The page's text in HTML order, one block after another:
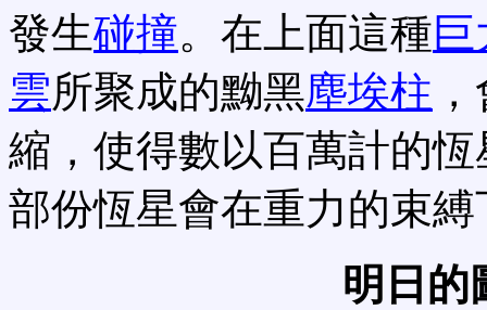
發生碰撞。在上面這種
雲所聚成的黝黑塵埃柱
縮，使得數以百萬計的
部份恆星會在重力的束
明日